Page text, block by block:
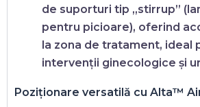
de suporturi tip „stirrup”
pentru picioare), oferind
la zona de tratament, ideal
intervenții ginecologice și
Poziționare versatilă cu Alta™